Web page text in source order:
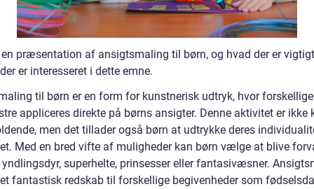
en præsentation af ansigtsmaling til børn, og hvad der er
er interesseret i dette emne.
til børn er en form for kunstnerisk udtryk, hvor
appliceres direkte på børns ansigter. Denne aktivitet er ikke
men det tillader også børn at udtrykke deres
Med en bred vifte af muligheder kan børn vælge at blive
superhelte, prinsesser eller fantasivæsner.
fantastisk redskab til forskellige begivenheder som